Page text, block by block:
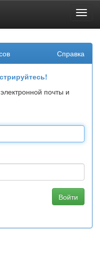
Справка
почты и